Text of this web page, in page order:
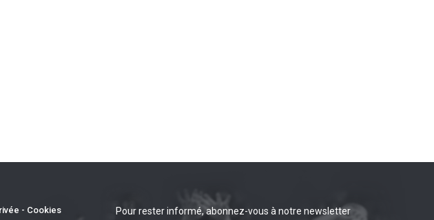
- Cookies
Pour rester informé, abonnez-vous à notre newsletter